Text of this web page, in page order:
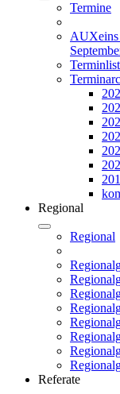
Termine
AUXeins
Regional
Regional
Referate